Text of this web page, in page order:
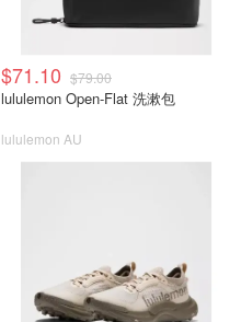
$71.10 $79.00
lululemon Open-Flat 洗漱包
lululemon AU